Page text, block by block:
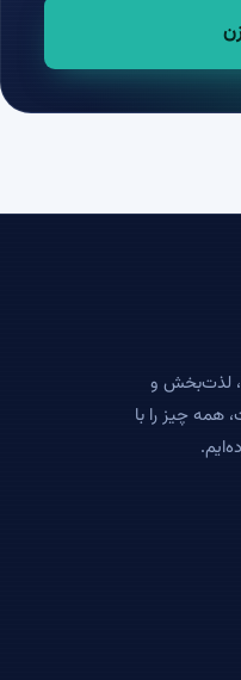
لذت‌بخش و
همه چیز را با